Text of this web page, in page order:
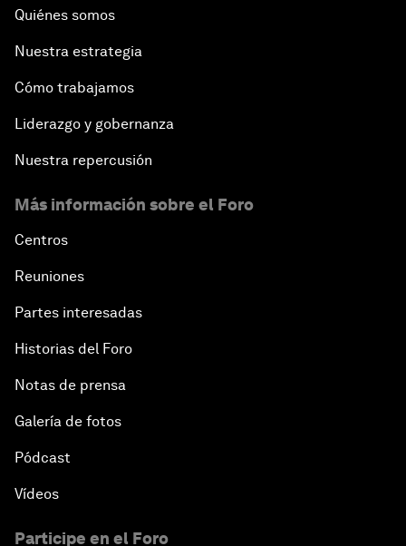
Quiénes somos
Nuestra estrategia
Cómo trabajamos
Liderazgo y gobernanza
Nuestra repercusión
Más información sobre el Foro
Centros
Reuniones
Partes interesadas
Historias del Foro
Notas de prensa
Galería de fotos
Pódcast
Vídeos
Participe en el Foro